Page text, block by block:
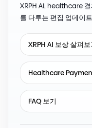
XRPH AI, healthcare
를 다루는 편집 업데이
XRPH AI 보상 살펴보
Healthcare
FAQ 보기